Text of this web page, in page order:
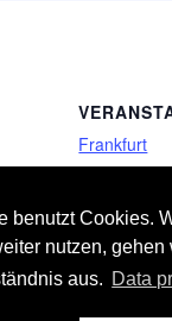
benutzt Cookies.
nutzen, gehen
aus. Data
Frankfurt
–